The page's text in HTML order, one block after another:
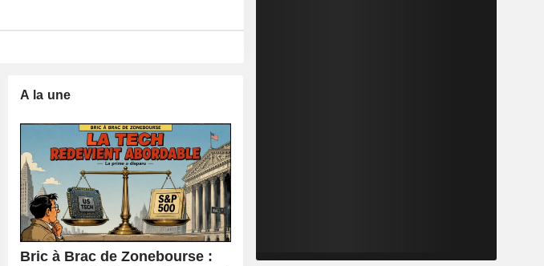
A la une
Bric à Brac de Zonebourse :